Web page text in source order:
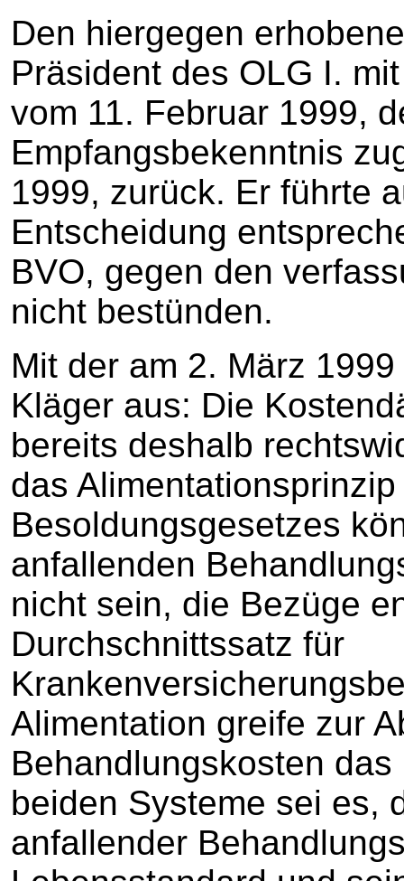
Den hiergegen
Präsident des OLG I.
vom 11. Februar 1999,
Empfangsbekenntnis
1999, zurück. Er führte
Entscheidung
BVO, gegen den
nicht bestünden.
Mit der am 2. März
Kläger aus: Die
bereits deshalb
das
Besoldungsgesetzes
anfallenden
nicht sein, die Bezüge
Durchschnittssatz für
Alimentation greife zur
Behandlungskosten
beiden Systeme sei es,
anfallender